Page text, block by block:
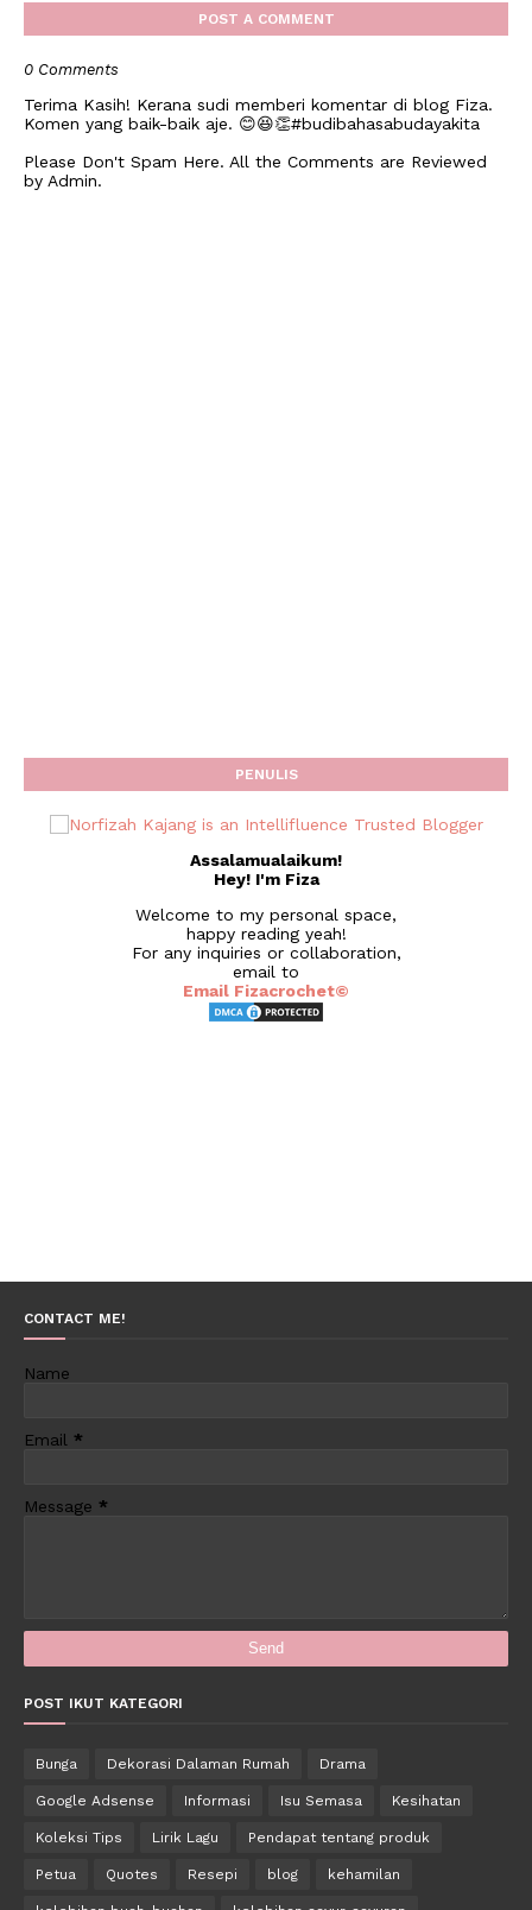
POST A COMMENT
0 Comments
Terima Kasih! Kerana sudi memberi komentar di blog Fiza.
Komen yang baik-baik aje. 😊😆👏#budibahasabudayakita
Please Don't Spam Here. All the Comments are Reviewed
by Admin.
PENULIS
Assalamualaikum!
Hey! I'm Fiza
Welcome to my personal space,
happy reading yeah!
For any inquiries or collaboration,
email to
Email Fizacrochet©
CONTACT ME!
Name
Email *
Message *
POST IKUT KATEGORI
Bunga Dekorasi Dalaman Rumah Drama
Google Adsense Informasi Isu Semasa Kesihatan
Koleksi Tips Lirik Lagu Pendapat tentang produk
Petua Quotes Resepi blog kehamilan